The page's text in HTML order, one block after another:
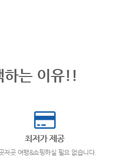
하는 이유!!
최저가 제공
저곳 여행&쇼핑하실 필요 없습니다.